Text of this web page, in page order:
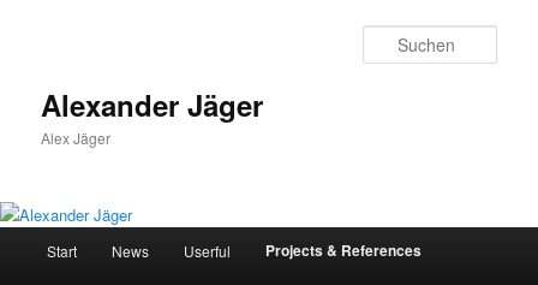
Alexander Jäger
Alex Jäger
Start News Userful Projects & References